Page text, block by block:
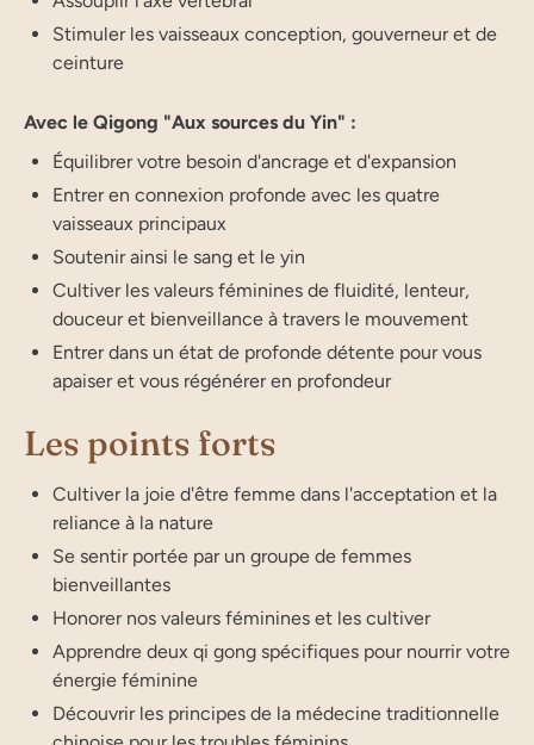
Stimuler les vaisseaux conception, gouverneur et de
ceinture
Avec le Qigong "Aux sources du Yin" :
Équilibrer votre besoin d'ancrage et d'expansion
Entrer en connexion profonde avec les quatre
vaisseaux principaux
Soutenir ainsi le sang et le yin
Cultiver les valeurs féminines de fluidité, lenteur,
douceur et bienveillance à travers le mouvement
Entrer dans un état de profonde détente pour vous
apaiser et vous régénérer en profondeur
Les points forts
Cultiver la joie d'être femme dans l'acceptation et la
reliance à la nature
Se sentir portée par un groupe de femmes
bienveillantes
Honorer nos valeurs féminines et les cultiver
Apprendre deux qi gong spécifiques pour nourrir votre
énergie féminine
Découvrir les principes de la médecine traditionnelle